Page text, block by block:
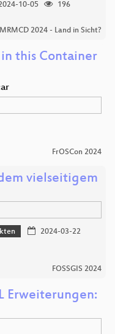
10-05
196
MRMCD 2024 - Land in Sicht?
this Container
FrOSCon 2024
vielseitigem
2024-03-22
FOSSGIS 2024
Erweiterungen: